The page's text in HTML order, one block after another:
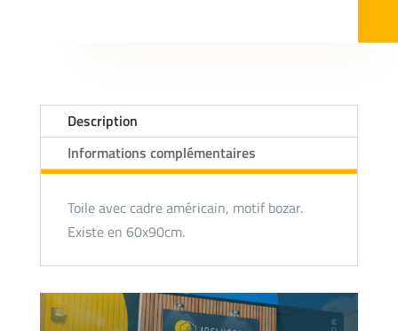
Description
Informations complémentaires
Toile avec cadre américain, motif bozar.
Existe en 60x90cm.